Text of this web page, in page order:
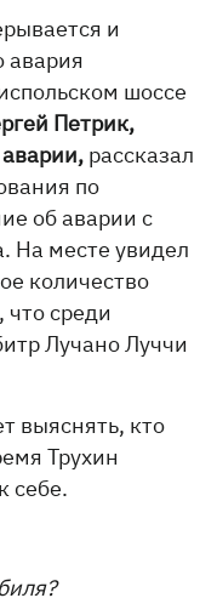
и
авария
шоссе
Петрик,
рассказал
по
об аварии с
На месте увидел
количество
что среди
Лучано Луччи
выяснять, кто
Трухин
себе.